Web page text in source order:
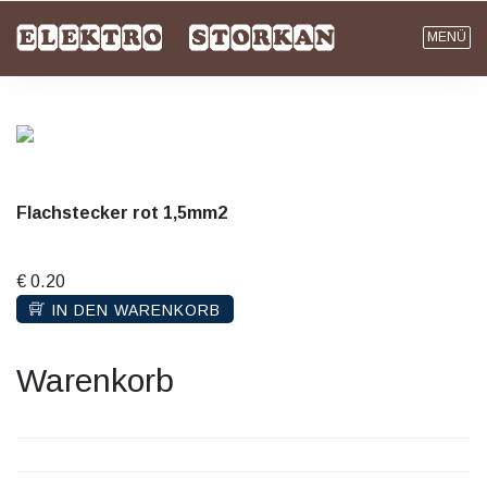
MENÜ
Flachstecker rot 1,5mm2
€ 0.20
IN DEN WARENKORB
Warenkorb